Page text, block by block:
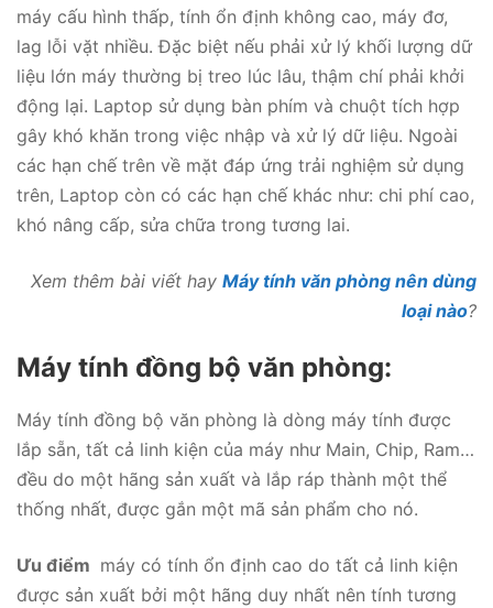
máy cấu hình thấp, tính ổn định không cao, máy đơ,
lag lỗi vặt nhiều. Đặc biệt nếu phải xử lý khối lượng dữ
liệu lớn máy thường bị treo lúc lâu, thậm chí phải khởi
động lại. Laptop sử dụng bàn phím và chuột tích hợp
gây khó khăn trong việc nhập và xử lý dữ liệu. Ngoài
các hạn chế trên về mặt đáp ứng trải nghiệm sử dụng
trên, Laptop còn có các hạn chế khác như: chi phí cao,
khó nâng cấp, sửa chữa trong tương lai.
Xem thêm bài viết hay Máy tính văn phòng nên dùng
loại nào?
Máy tính đồng bộ văn phòng:
Máy tính đồng bộ văn phòng là dòng máy tính được
lắp sẵn, tất cả linh kiện của máy như Main, Chip, Ram…
đều do một hãng sản xuất và lắp ráp thành một thể
thống nhất, được gắn một mã sản phẩm cho nó.
Ưu điểm máy có tính ổn định cao do tất cả linh kiện
được sản xuất bởi một hãng duy nhất nên tính tương